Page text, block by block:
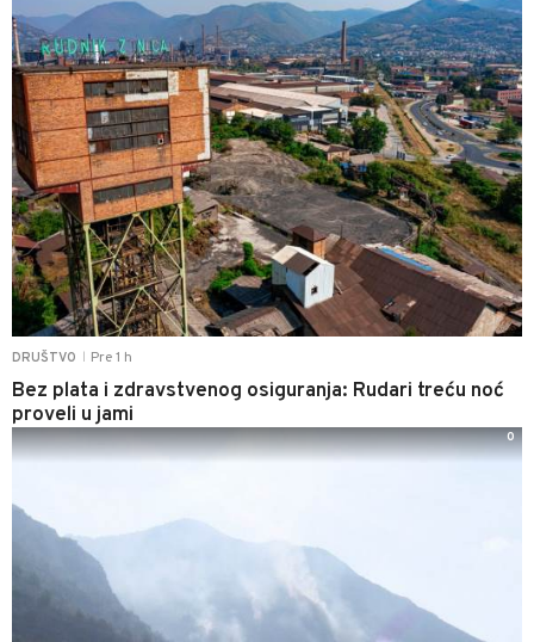
DRUŠTVO Pre 1 h
Bez plata i zdravstvenog osiguranja: Rudari treću noć
proveli u jami
0